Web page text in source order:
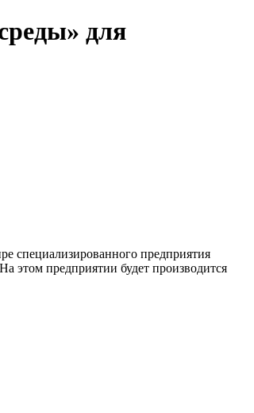
для
специализированного предприятия
этом предприятии будет производится